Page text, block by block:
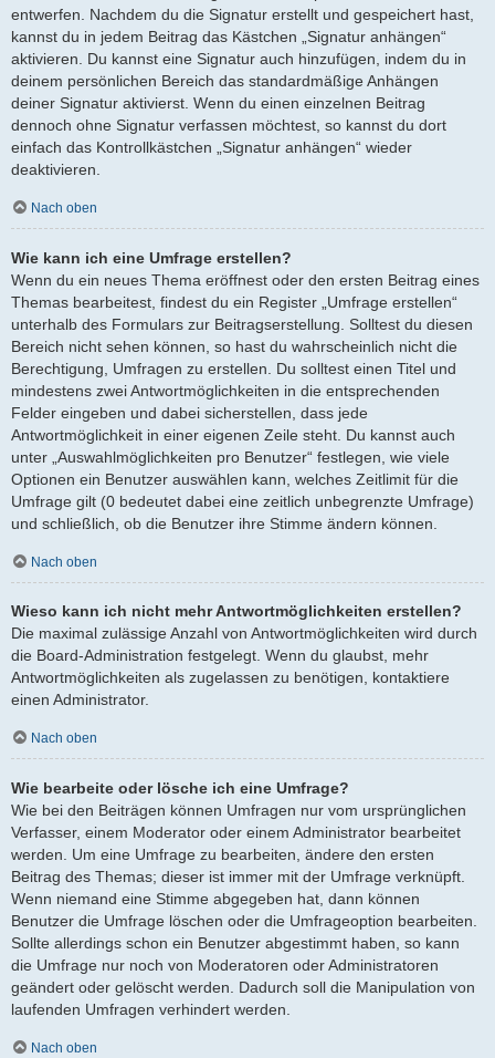
entwerfen. Nachdem du die Signatur erstellt und gespeichert hast,
kannst du in jedem Beitrag das Kästchen „Signatur anhängen“
aktivieren. Du kannst eine Signatur auch hinzufügen, indem du in
deinem persönlichen Bereich das standardmäßige Anhängen
deiner Signatur aktivierst. Wenn du einen einzelnen Beitrag
dennoch ohne Signatur verfassen möchtest, so kannst du dort
einfach das Kontrollkästchen „Signatur anhängen“ wieder
deaktivieren.
Nach oben
Wie kann ich eine Umfrage erstellen?
Wenn du ein neues Thema eröffnest oder den ersten Beitrag eines
Themas bearbeitest, findest du ein Register „Umfrage erstellen“
unterhalb des Formulars zur Beitragserstellung. Solltest du diesen
Bereich nicht sehen können, so hast du wahrscheinlich nicht die
Berechtigung, Umfragen zu erstellen. Du solltest einen Titel und
mindestens zwei Antwortmöglichkeiten in die entsprechenden
Felder eingeben und dabei sicherstellen, dass jede
Antwortmöglichkeit in einer eigenen Zeile steht. Du kannst auch
unter „Auswahlmöglichkeiten pro Benutzer“ festlegen, wie viele
Optionen ein Benutzer auswählen kann, welches Zeitlimit für die
Umfrage gilt (0 bedeutet dabei eine zeitlich unbegrenzte Umfrage)
und schließlich, ob die Benutzer ihre Stimme ändern können.
Nach oben
Wieso kann ich nicht mehr Antwortmöglichkeiten erstellen?
Die maximal zulässige Anzahl von Antwortmöglichkeiten wird durch
die Board-Administration festgelegt. Wenn du glaubst, mehr
Antwortmöglichkeiten als zugelassen zu benötigen, kontaktiere
einen Administrator.
Nach oben
Wie bearbeite oder lösche ich eine Umfrage?
Wie bei den Beiträgen können Umfragen nur vom ursprünglichen
Verfasser, einem Moderator oder einem Administrator bearbeitet
werden. Um eine Umfrage zu bearbeiten, ändere den ersten
Beitrag des Themas; dieser ist immer mit der Umfrage verknüpft.
Wenn niemand eine Stimme abgegeben hat, dann können
Benutzer die Umfrage löschen oder die Umfrageoption bearbeiten.
Sollte allerdings schon ein Benutzer abgestimmt haben, so kann
die Umfrage nur noch von Moderatoren oder Administratoren
geändert oder gelöscht werden. Dadurch soll die Manipulation von
laufenden Umfragen verhindert werden.
Nach oben